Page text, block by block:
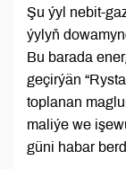
Şu ýyl nebit-
ýylyň
Bu barada
geçirýän
toplanan
maliýe we
güni habar